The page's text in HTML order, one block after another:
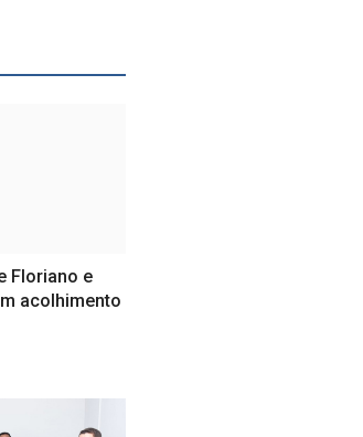
Floriano e
acolhimento